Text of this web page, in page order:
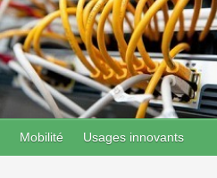
Mobilité Usages innovants